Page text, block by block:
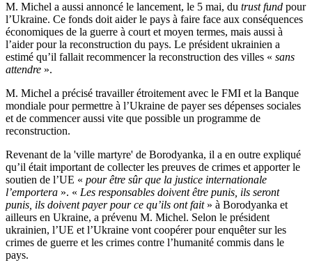
M. Michel a aussi annoncé le lancement, le 5 mai, du trust fund pour
l’Ukraine. Ce fonds doit aider le pays à faire face aux conséquences
économiques de la guerre à court et moyen termes, mais aussi à
l’aider pour la reconstruction du pays. Le président ukrainien a
estimé qu’il fallait recommencer la reconstruction des villes « sans
attendre ».
M. Michel a précisé travailler étroitement avec le FMI et la Banque
mondiale pour permettre à l’Ukraine de payer ses dépenses sociales
et de commencer aussi vite que possible un programme de
reconstruction.
Revenant de la 'ville martyre' de Borodyanka, il a en outre expliqué
qu’il était important de collecter les preuves de crimes et apporter le
soutien de l’UE « pour être sûr que la justice internationale
l’emportera ». « Les responsables doivent être punis, ils seront
punis, ils doivent payer pour ce qu’ils ont fait » à Borodyanka et
ailleurs en Ukraine, a prévenu M. Michel. Selon le président
ukrainien, l’UE et l’Ukraine vont coopérer pour enquêter sur les
crimes de guerre et les crimes contre l’humanité commis dans le
pays.